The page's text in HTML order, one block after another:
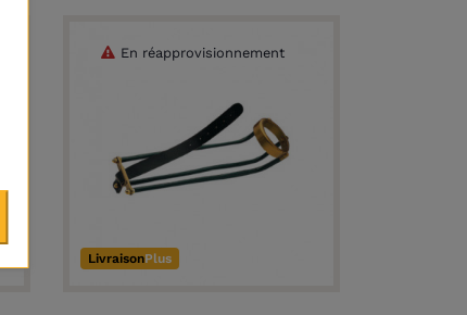
LivraisonPlus
En réapprovisionnement